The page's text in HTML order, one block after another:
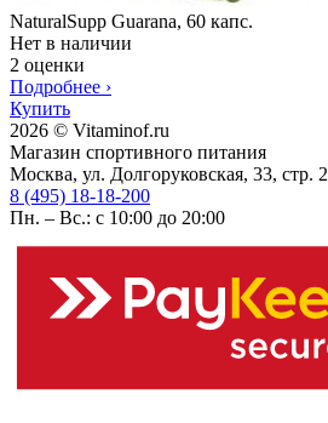
NaturalSupp Guarana, 60 капс.
Нет в наличии
2 оценки
Подробнее ›
Купить
2026 © Vitaminof.ru
Магазин спортивного питания
Москва, ул. Долгоруковская, 33, стр. 2
8 (495) 18-18-200
Пн. – Вс.: с 10:00 до 20:00